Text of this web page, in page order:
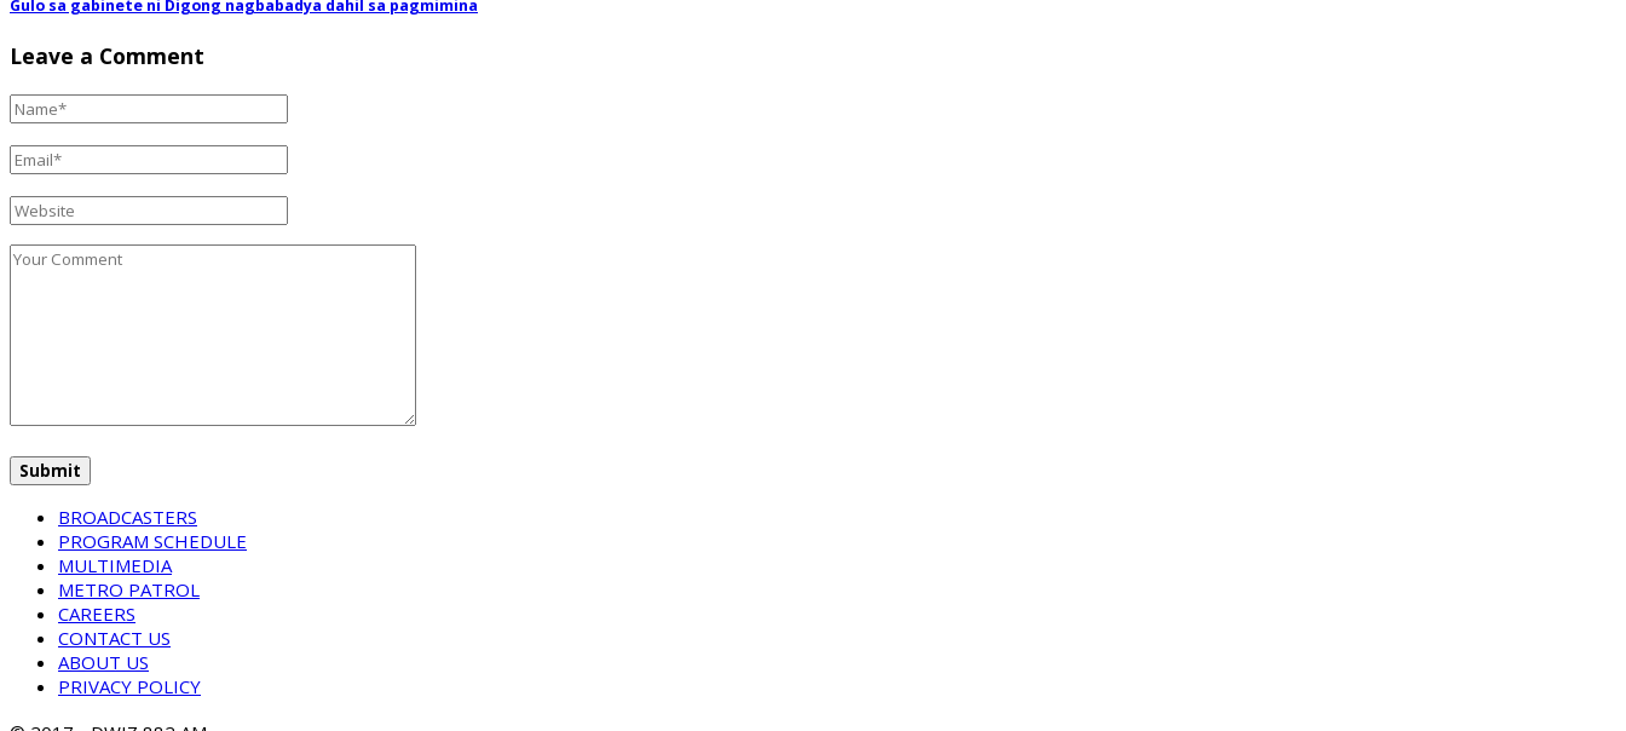
Gulo sa gabinete ni Digong nagbabadya dahil sa pagmimina
Leave a Comment
BROADCASTERS
PROGRAM SCHEDULE
MULTIMEDIA
METRO PATROL
CAREERS
CONTACT US
ABOUT US
PRIVACY POLICY